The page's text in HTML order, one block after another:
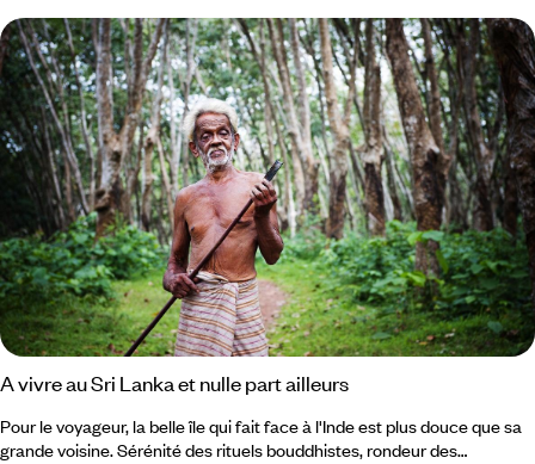
routes bordées de rizières et de temples. Et, au détour d’un sentier, une
plage encore inconnue attend peut-être d’entrer dans votre propre top
10.
A vivre au Sri Lanka et nulle part ailleurs
Pour le voyageur, la belle île qui fait face à l'Inde est plus douce que sa
grande voisine. Sérénité des rituels bouddhistes, rondeur des